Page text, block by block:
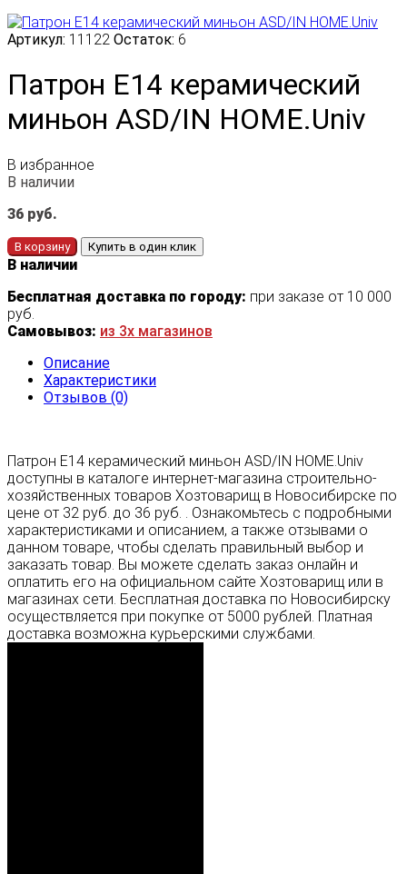
Артикул: 11122 Остаток: 6
Патрон Е14 керамический
миньон ASD/IN HOME.Univ
В избранное
В наличии
36 руб.
В корзину Купить в один клик
В наличии
Бесплатная доставка по городу: при заказе от 10 000
руб.
Самовывоз: из 3х магазинов
Описание
Характеристики
Отзывов (0)
Патрон Е14 керамический миньон ASD/IN HOME.Univ
доступны в каталоге интернет-магазина строительно-
хозяйственных товаров Хозтоварищ в Новосибирске по
цене от 32 руб. до 36 руб. . Ознакомьтесь с подробными
характеристиками и описанием, а также отзывами о
данном товаре, чтобы сделать правильный выбор и
заказать товар. Вы можете сделать заказ онлайн и
оплатить его на официальном сайте Хозтоварищ или в
магазинах сети. Бесплатная доставка по Новосибирску
осуществляется при покупке от 5000 рублей. Платная
доставка возможна курьерскими службами.